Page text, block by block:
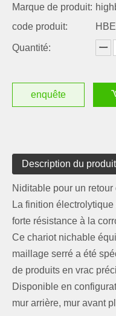
Marque de produit:
code produit:
Quantité:
enquête
Description du produit
Niditable pour un
La finition
forte résistance à la
Ce chariot nichable
maillage serré a été
de produits en vrac
Disponible en
mur arrière, mur avant